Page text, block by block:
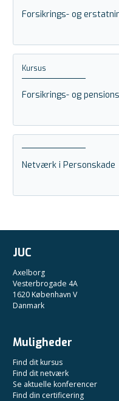
Forsikrings- og
Kursus
Forsikrings- og
Netværk i Personskade
JUC
Axelborg
Vesterbrogade 4A
1620 København V
Danmark
Muligheder
Find dit kursus
Find dit netværk
Se aktuelle konferencer
Find din certificering